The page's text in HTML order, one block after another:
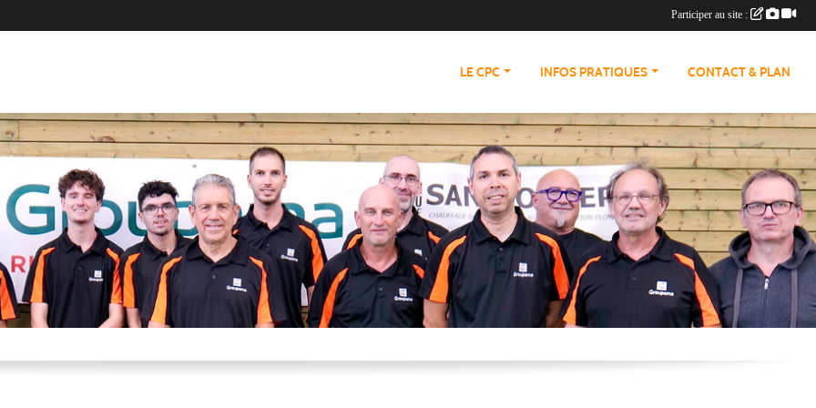
LE CPC INFOS PRATIQUES CONTACT & PLAN
Participer au site :